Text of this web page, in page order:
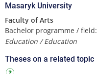
Masaryk University
Faculty of Arts
Bachelor programme / field:
Education / Education
Theses on a related topic